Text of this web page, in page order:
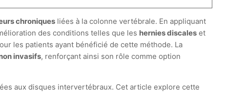
chroniques liées à la colonne vertébrale. En appliquant
des conditions telles que les hernies discales et
les patients ayant bénéficié de cette méthode. La
invasifs, renforçant ainsi son rôle comme option
aux disques intervertébraux. Cet article explore cette